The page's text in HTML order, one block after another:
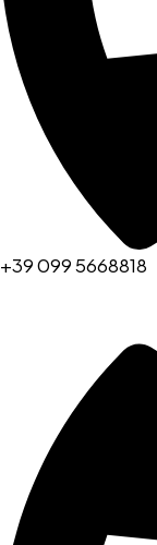
+39 099 5668818